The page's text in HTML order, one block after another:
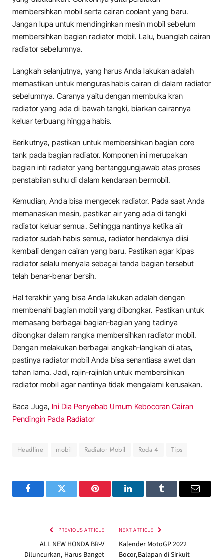
membersihkan mobil serta cairan coolant yang baru.
Jangan lupa untuk mendinginkan mesin mobil sebelum
membersihkan bagian radiator mobil. Lalu, buanglah cairan
radiator sebelumnya.
Langkah selanjutnya, yang harus Anda lakukan adalah
memastikan untuk menguras habis cairan di dalam radiator
sebelumnya. Caranya yaitu dengan membuka kran
radiator yang ada di bawah tangki, biarkan cairannya
keluar terbuang hingga habis.
Berikutnya, pastikan untuk membersihkan bagian core
tank pada bagian radiator. Komponen ini merupakan
bagian inti radiator yang bertanggungjawab atas proses
penstabilan suhu di dalam kendaraan bermobil.
Kemudian, Anda bisa mengecek radiator. Pada saat Anda
memanaskan mesin, pastikan air yang ada di tangki
radiator keluar semua. Sehingga nantinya ketika air
radiator sudah habis semua, radiator hendaknya diisi
kembali dengan cairan yang baru. Pastikan agar kipas
radiator selalu menyala sebagai tanda bagian tersebut
telah benar-benar bersih.
Hal terakhir yang bisa Anda lakukan adalah dengan
membenahi bagian mobil yang dibongkar. Pastikan untuk
memasang berbagai bagian-bagian yang tadinya
dibongkar dalam rangka membersihkan radiator mobil.
Dengan melakukan berbagai langkah-langkah di atas,
pastinya radiator mobil Anda bisa senantiasa awet dan
tahan lama. Jadi, rajin-rajinlah untuk membersihkan
radiator mobil agar nantinya tidak mengalami kerusakan.
Baca Juga, Ini Dia Penyebab Umum Kebocoran Cairan
Pendingin Pada Radiator
Headline mobil Radiator Mobil Roda 4 Tips
FacebookTwitter Pinterest LinkedInTumblr Email
PREVIOUS ARTICLE
ALL NEW HONDA BR-V
Diluncurkan, Harus Banget
NEXT ARTICLE
Kalender MotoGP 2022
Bocor,Balapan di Sirkuit